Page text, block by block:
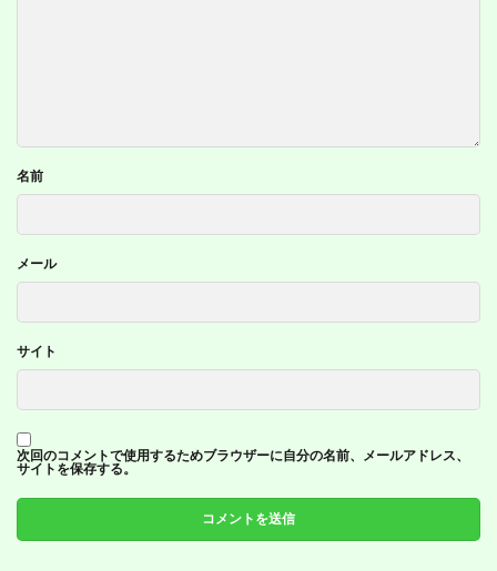
名前
メール
サイト
次回のコメントで使用するためブラウザーに自分の名前、メールアドレス、
サイトを保存する。